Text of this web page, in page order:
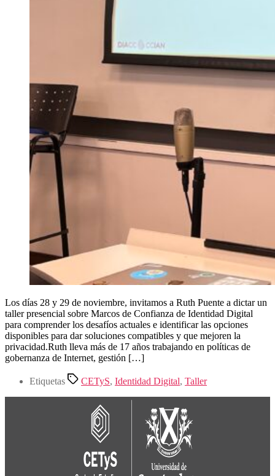
Los días 28 y 29 de noviembre, invitamos a Ruth Puente a dictar un
taller presencial sobre Marcos de Confianza de Identidad Digital
para comprender los desafíos actuales e identificar las opciones
disponibles para dar soluciones compatibles y que mejoren la
privacidad.Ruth lleva más de 17 años trabajando en políticas de
gobernanza de Internet, gestión […]
Etiquetas CETyS, Identidad Digital, Taller